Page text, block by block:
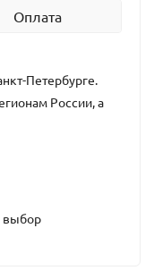
Оплата
Петербурге.
России, а
выбор